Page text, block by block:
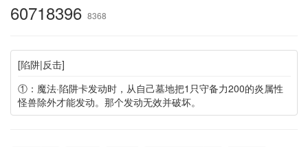
60718396 8368
[陷阱|反击]
①：魔法·陷阱卡发动时，从自己墓地把1只守备力200的炎属性
怪兽除外才能发动。那个发动无效并破坏。